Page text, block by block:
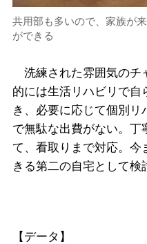
共用部も多いので、家族が
ができる
洗練された雰囲気のチ
的には生活リハビリで自
き、必要に応じて個別
で無駄な出費がない。丁
て、看取りまで対応。今
きる第二の自宅として検
【データ】